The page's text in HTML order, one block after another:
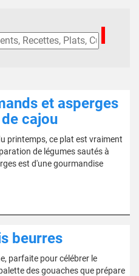
et asperges
cajou
printemps, ce plat est vraiment
de légumes sautés à
est d'une gourmandise
beurres
parfaite pour célébrer le
des gouaches que prépare